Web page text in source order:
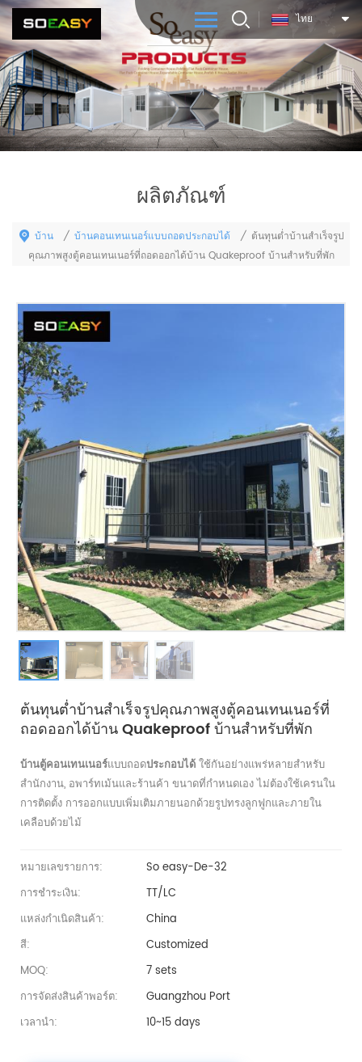
ไทย
ผลิตภัณฑ์
บ้าน / บ้านคอนเทนเนอร์แบบถอดประกอบได้ / ต้นทุนต่ำบ้านสำเร็จรูป
คุณภาพสูงตู้คอนเทนเนอร์ที่ถอดออกได้บ้าน Quakeproof บ้านสำหรับที่พัก
ต้นทุนต่ำบ้านสำเร็จรูปคุณภาพสูงตู้คอนเทนเนอร์ที่
ถอดออกได้บ้าน Quakeproof บ้านสำหรับที่พัก
บ้านตู้คอนเทนเนอร์แบบถอดประกอบได้ใช้กันอย่างแพร่หลายสำหรับ
สำนักงาน, อพาร์ทเม้นและร้านค้า ขนาดที่กำหนดเอง ไม่ต้องใช้เครนใน
การติดตั้ง การออกแบบเพิ่มเติมภายนอกด้วยรูปทรงลูกฟูกและภายใน
เคลือบด้วยไม้
หมายเลขรายการ:
So easy-De-32
การชำระเงิน:
TT/LC
แหล่งกำเนิดสินค้า:
China
สี:
Customized
MOQ:
7 sets
การจัดส่งสินค้าพอร์ต:
Guangzhou Port
เวลานำ:
10~15 days